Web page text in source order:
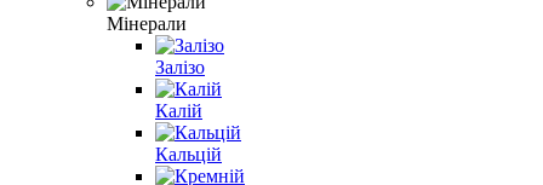
Мінерали
Залізо
Калій
Кальцій